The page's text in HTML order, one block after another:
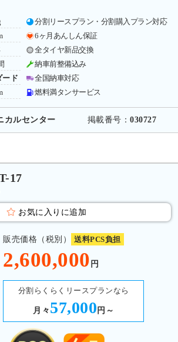
ード
分割リースプラン・分割購入プラン対応
6ヶ月あんしん保証
全タイヤ新品交換
納車前整備込み
全国納車対応
燃料満タンサービス
カルセンター 掲載番号：030727
17
お気に入りに追加
販売価格（税別） 送料PCS負担
2,600,000 円
分割らくらくリースプランなら
月々 57,000 円～